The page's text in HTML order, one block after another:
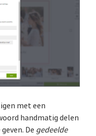
met een
handmatig delen
De gedeelde